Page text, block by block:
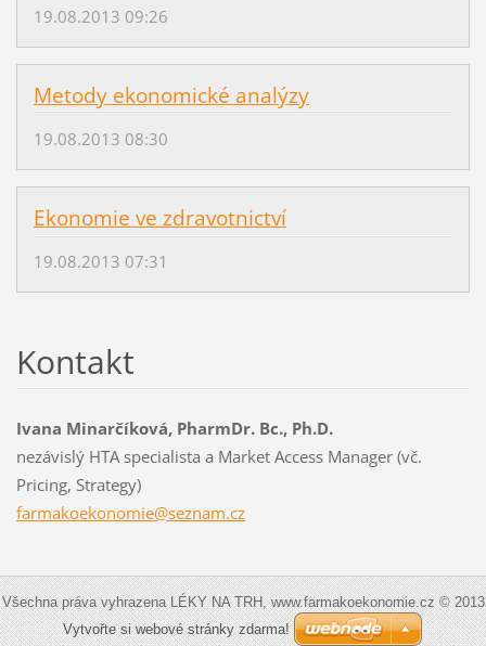
19.08.2013 09:26
Metody ekonomické analýzy
19.08.2013 08:30
Ekonomie ve zdravotnictví
19.08.2013 07:31
Kontakt
Ivana Minarčíková, PharmDr. Bc., Ph.D.
nezávislý HTA specialista a Market Access Manager (vč.
Pricing, Strategy)
farmakoekonomie@seznam.cz
Všechna práva vyhrazena LÉKY NA TRH, www.farmakoekonomie.cz © 2013
Vytvořte si webové stránky zdarma!